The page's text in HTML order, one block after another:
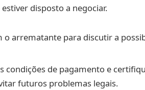
disposto a negociar.
o arrematante para discutir a
condições de pagamento e
futuros problemas legais.